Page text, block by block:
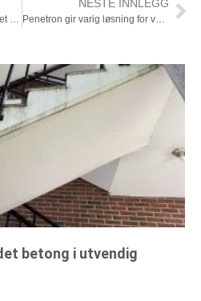
Betongrehabilitering av skadet betong
NESTE INNLEGG
Penetron gir varig løsning for vann og fuktskader i betong!
betong i utvendig